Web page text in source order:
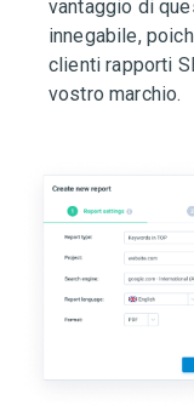
vantaggio di
innegabile,
clienti rapporti
vostro marchio.